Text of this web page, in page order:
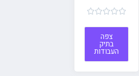





צפה
בתיק
העבודות